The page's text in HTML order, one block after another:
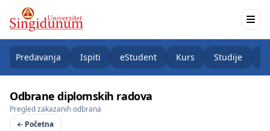
Predavanja Ispiti eStudent Kurs Studije
Odbrane diplomskih radova
Pregled zakazanih odbrana
Početna